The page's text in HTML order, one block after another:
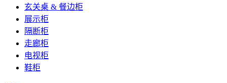
玄关桌 & 餐边柜
展示柜
隔断柜
走廊柜
电视柜
鞋柜